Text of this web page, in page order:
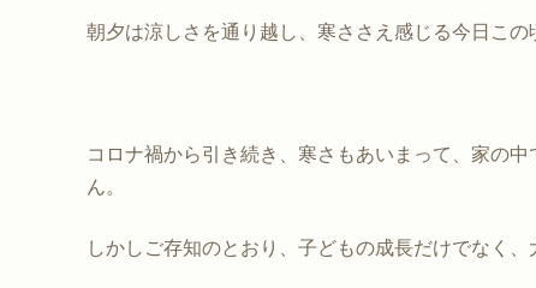
朝夕は涼しさを通り越し、寒ささえ感じる今日こ
コロナ禍から引き続き、寒さもあいまって、家の
ん。
しかしご存知のとおり、子どもの成長だけでなく